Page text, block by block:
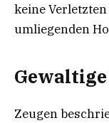
keine
umliegenden
Zeugen